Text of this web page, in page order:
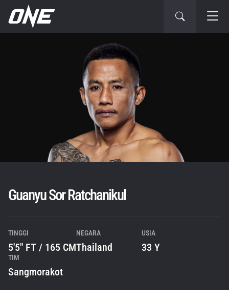
Guanyu Sor Ratchanikul
TINGGI
5'5" FT / 165 CM
NEGARA
Thailand
USIA
33 Y
TIM
Sangmorakot